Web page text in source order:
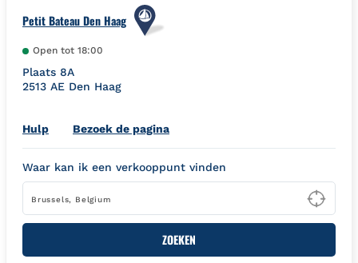
Petit Bateau Den Haag
Open tot 18:00
Plaats 8A
2513 AE Den Haag
HulpLink Opens in New Tab
Bezoek de pagina
Waar kan ik een verkooppunt vinden
ZOEKEN